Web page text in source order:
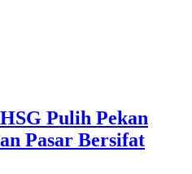
Pulih Pekan
Pasar Bersifat